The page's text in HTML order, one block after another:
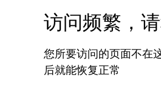
访问频繁，
您所要访问的页面不在
后就能恢复正常